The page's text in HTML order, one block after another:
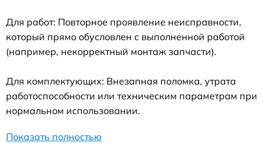
Для работ: Повторное проявление неисправности,
который прямо обусловлен с выполненной работой
(например, некорректный монтаж запчасти).
Для комплектующих: Внезапная поломка, утрата
работоспособности или техническим параметрам при
нормальном использовании.
Показать полностью